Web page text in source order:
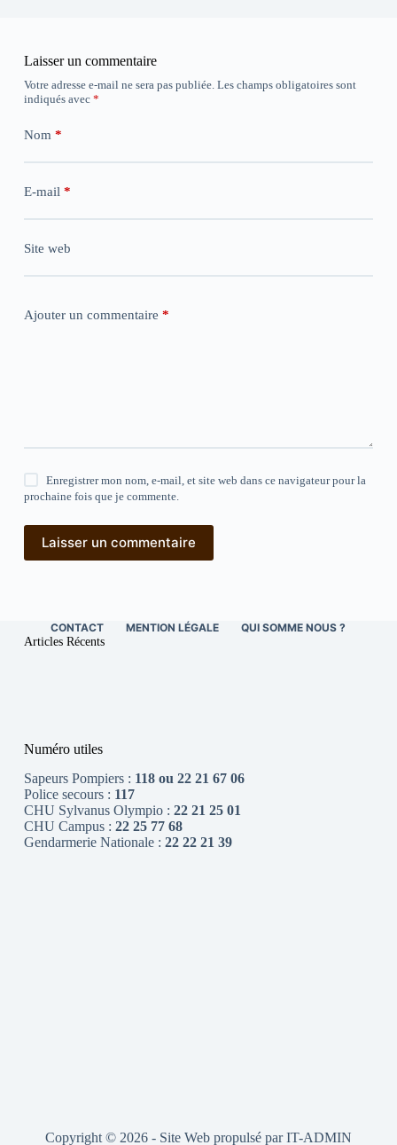
Laisser un commentaire
Votre adresse e-mail ne sera pas publiée. Les champs obligatoires sont
indiqués avec *
Nom *
E-mail *
Site web
Ajouter un commentaire *
Enregistrer mon nom, e-mail, et site web dans ce navigateur pour la
prochaine fois que je commente.
Laisser un commentaire
CONTACT MENTION LÉGALE QUI SOMME NOUS ?
Articles Récents
Numéro utiles
Sapeurs Pompiers : 118 ou 22 21 67 06
Police secours : 117
CHU Sylvanus Olympio : 22 21 25 01
CHU Campus : 22 25 77 68
Gendarmerie Nationale : 22 22 21 39
Copyright © 2026 - Site Web propulsé parIT-ADMIN